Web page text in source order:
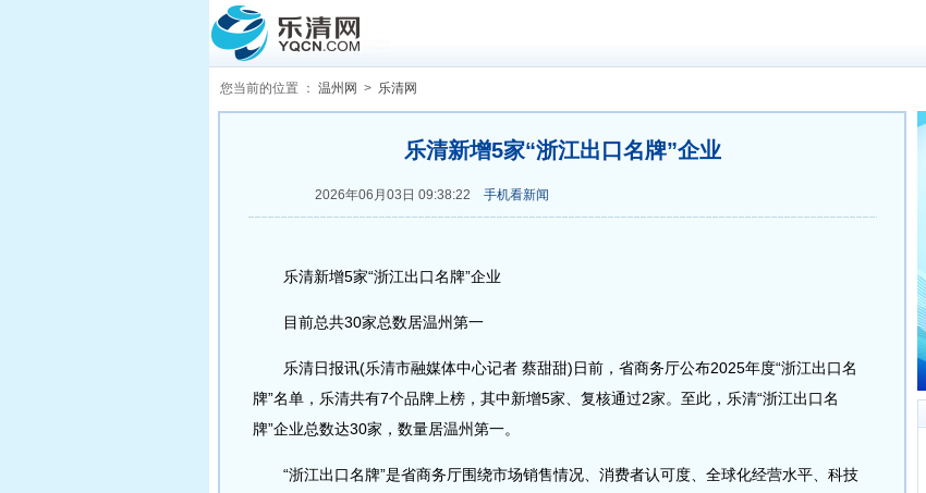
您当前的位置 ： 温州网 > 乐清网
乐清新增5家“浙江出口名牌”企业
2026年06月03日 09:38:22 手机看新闻
乐清新增5家“浙江出口名牌”企业
目前总共30家总数居温州第一
乐清日报讯(乐清市融媒体中心记者 蔡甜甜)日前，省商务厅公布2025年度“浙江出口名
牌”名单，乐清共有7个品牌上榜，其中新增5家、复核通过2家。至此，乐清“浙江出口名
牌”企业总数达30家，数量居温州第一。
“浙江出口名牌”是省商务厅围绕市场销售情况、消费者认可度、全球化经营水平、科技